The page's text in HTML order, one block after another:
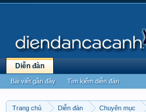
Trang chủ Diễn đàn Chuyên mục
Diễn đàn
Bài viết gần đây Tìm kiếm diễn đàn